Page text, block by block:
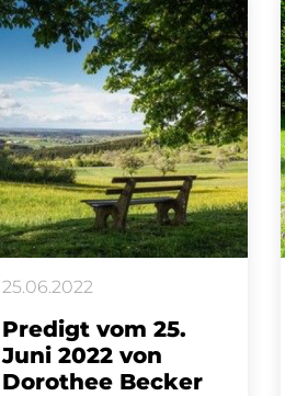
25.06.2022
Predigt vom 25.
Juni 2022 von
Dorothee Becker